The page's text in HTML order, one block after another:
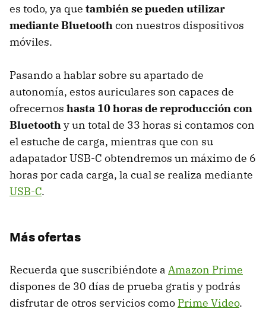
es todo, ya que también se pueden utilizar
mediante Bluetoothcon nuestros dispositivos
móviles.
Pasando a hablar sobre su apartado de
autonomía, estos auriculares son capaces de
ofrecernos hasta 10 horas de reproducción con
Bluetoothy un total de 33 horas si contamos con
el estuche de carga, mientras que con su
adapatador USB-C obtendremos un máximo de 6
horas por cada carga, la cual se realiza mediante
USB-C.
Más ofertas
Recuerda que suscribiéndote a Amazon Prime
dispones de 30 días de prueba gratis y podrás
disfrutar de otros servicios como Prime Video.